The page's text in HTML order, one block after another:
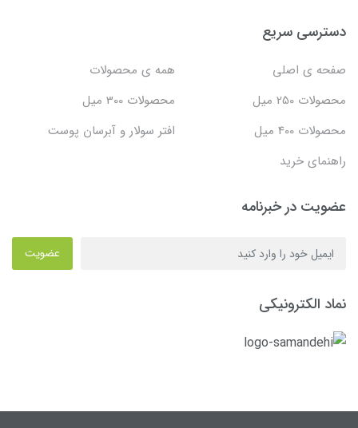
دسترسی سریع
صفحه ی اصلی
همه ی محصولات
محصولات 250 میل
محصولات 300 میل
محصولات 400 میل
افتر سولار و آبرسان پوست
راهنمای خرید
عضویت در خبرنامه
عضویت
نماد الکترونیکی